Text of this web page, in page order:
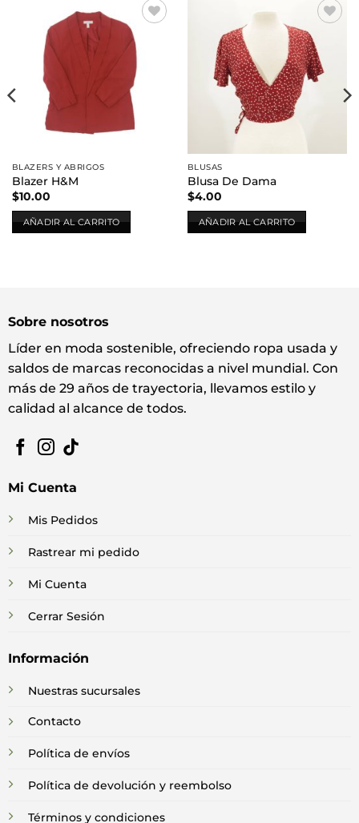
Añadir
lista de
deseos
BLAZERS Y ABRIGOS
Blazer H&M
$10.00
AÑADIR AL CARRITO
Añadir
a la
lista de
deseos
BLUSAS
Blusa De Dama
$4.00
AÑADIR AL CARRITO
Sobre nosotros
Líder en moda sostenible, ofreciendo ropa usada y
saldos de marcas reconocidas a nivel mundial. Con
más de 29 años de trayectoria, llevamos estilo y
calidad al alcance de todos.
Mi Cuenta
Mis Pedidos
Rastrear mi pedido
Mi Cuenta
Cerrar Sesión
Información
Nuestras sucursales
Contacto
Política de envíos
Política de devolución y reembolso
Términos y condiciones